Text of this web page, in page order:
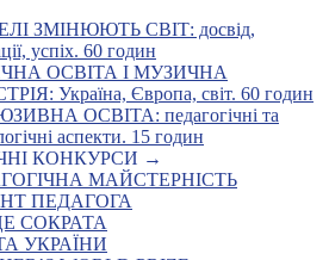
ЗМІНЮЮТЬ СВІТ: досвід,
успіх. 60 годин
ОСВІТА І МУЗИЧНА
Україна, Європа, світ. 60 годин
ОСВІТА: педагогічні та
аспекти. 15 годин
КОНКУРСИ →
МАЙСТЕРНІСТЬ
ПЕДАГОГА
СОКРАТА
УКРАЇНИ